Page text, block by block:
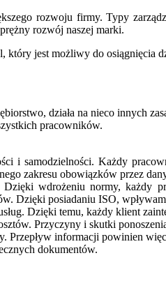
rozwoju firmy. Typy
rozwój naszej marki.
jest możliwy do osiągnięcia
działa na nieco innych
pracowników.
i samodzielności. Każdy
zakresu obowiązków przez
wdrożeniu normy, każdy
Dzięki posiadaniu ISO,
Dzięki temu, każdy klient
Przyczyny i skutki
Przepływ informacji powinien
dokumentów.